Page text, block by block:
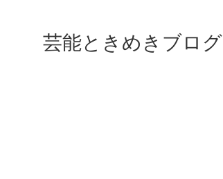
芸能ときめきブログ